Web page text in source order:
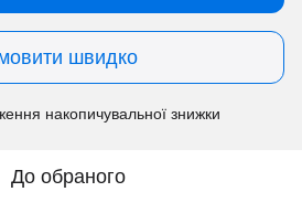
швидко
накопичувальної знижки
До обраного